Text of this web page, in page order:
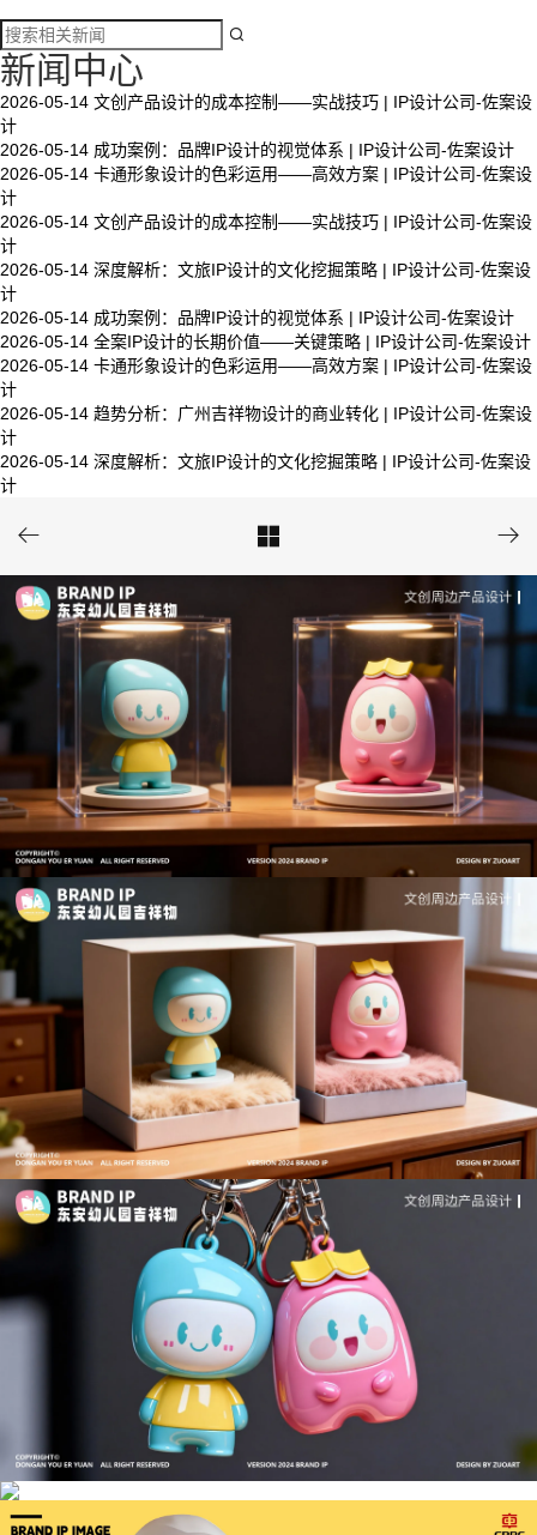

新闻中心
2026-05-14 文创产品设计的成本控制——实战技巧 | IP设计公司-佐案设
计
2026-05-14 成功案例：品牌IP设计的视觉体系 | IP设计公司-佐案设计
2026-05-14 卡通形象设计的色彩运用——高效方案 | IP设计公司-佐案设
计
2026-05-14 文创产品设计的成本控制——实战技巧 | IP设计公司-佐案设
计
2026-05-14 深度解析：文旅IP设计的文化挖掘策略 | IP设计公司-佐案设
计
2026-05-14 成功案例：品牌IP设计的视觉体系 | IP设计公司-佐案设计
2026-05-14 全案IP设计的长期价值——关键策略 | IP设计公司-佐案设计
2026-05-14 卡通形象设计的色彩运用——高效方案 | IP设计公司-佐案设
计
2026-05-14 趋势分析：广州吉祥物设计的商业转化 | IP设计公司-佐案设
计
2026-05-14 深度解析：文旅IP设计的文化挖掘策略 | IP设计公司-佐案设
计
  